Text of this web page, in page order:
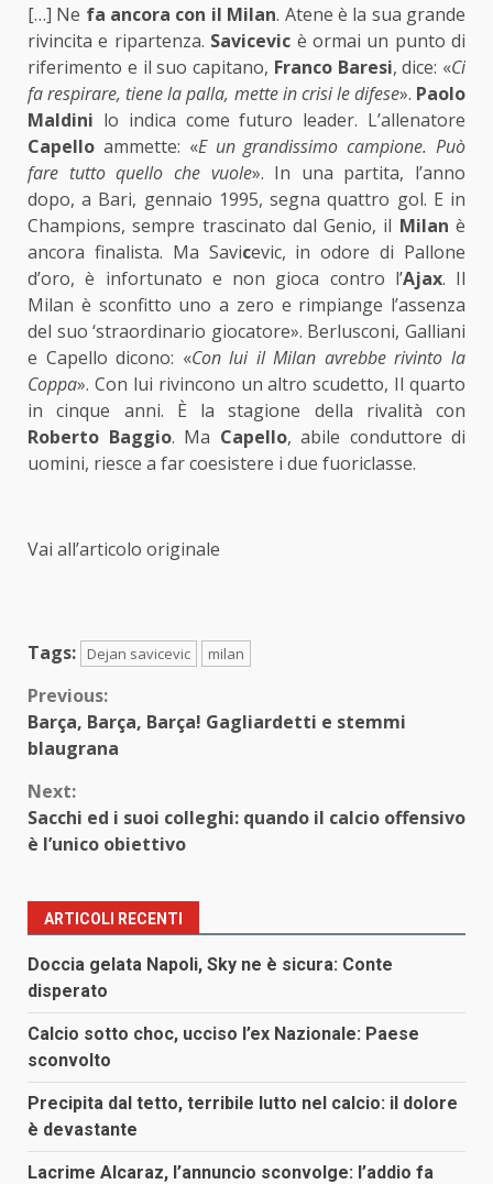
[…] Ne fa ancora con il Milan. Atene è la sua grande
rivincita e ripartenza. Savicevic è ormai un punto di
riferimento e il suo capitano, Franco Baresi, dice: «Ci
fa respirare, tiene la palla, mette in crisi le difese». Paolo
Maldini lo indica come futuro leader. L’allenatore
Capello ammette: «E un grandissimo campione. Può
fare tutto quello che vuole». In una partita, l’anno
dopo, a Bari, gennaio 1995, segna quattro gol. E in
Champions, sempre trascinato dal Genio, il Milan è
ancora finalista. Ma Savicevic, in odore di Pallone
d’oro, è infortunato e non gioca contro l’Ajax. Il
Milan è sconfitto uno a zero e rimpiange l’assenza
del suo ‘straordinario giocatore». Berlusconi, Galliani
e Capello dicono: «Con lui il Milan avrebbe rivinto la
Coppa». Con lui rivincono un altro scudetto, Il quarto
in cinque anni. È la stagione della rivalità con
Roberto Baggio. Ma Capello, abile conduttore di
uomini, riesce a far coesistere i due fuoriclasse.
Vai all’articolo originale
Tags: Dejan savicevic milan
Continue
Reading
Previous:
Barça, Barça, Barça! Gagliardetti e stemmi
blaugrana
Next:
Sacchi ed i suoi colleghi: quando il calcio offensivo
è l’unico obiettivo
ARTICOLI RECENTI
Doccia gelata Napoli, Sky ne è sicura: Conte
disperato
Calcio sotto choc, ucciso l’ex Nazionale: Paese
sconvolto
Precipita dal tetto, terribile lutto nel calcio: il dolore
è devastante
Lacrime Alcaraz, l’annuncio sconvolge: l’addio fa